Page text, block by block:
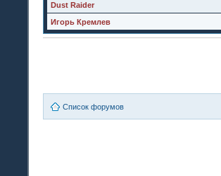
Dust Raider
Игорь Кремлев
Список форумов